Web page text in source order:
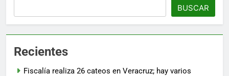
BUSCAR
Recientes
Fiscalía realiza 26 cateos en Veracruz; hay varios